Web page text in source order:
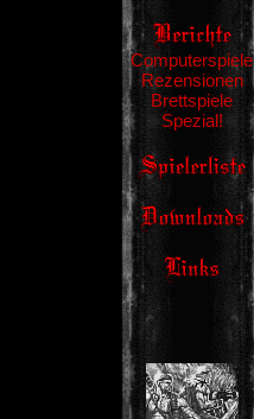
Computerspiele
Rezensionen
Brettspiele
Spezial!